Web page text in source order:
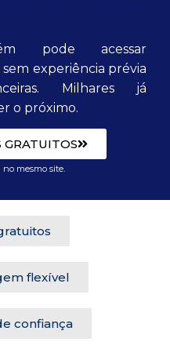
pode acessar
sem experiência prévia
Milhares já
o próximo.
GRATUITOS
no mesmo site.
flexível
confiança